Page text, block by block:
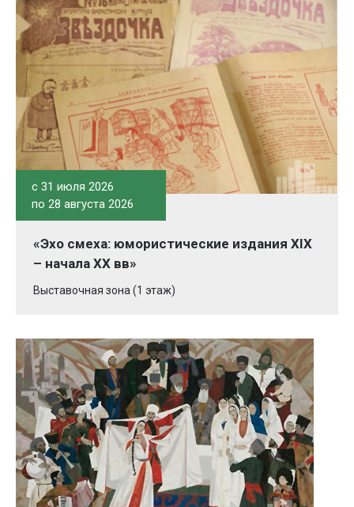
c 31 июля 2026
по 28 августа 2026
«Эхо смеха: юмористические издания XIX
– начала XX вв»
Выставочная зона (1 этаж)